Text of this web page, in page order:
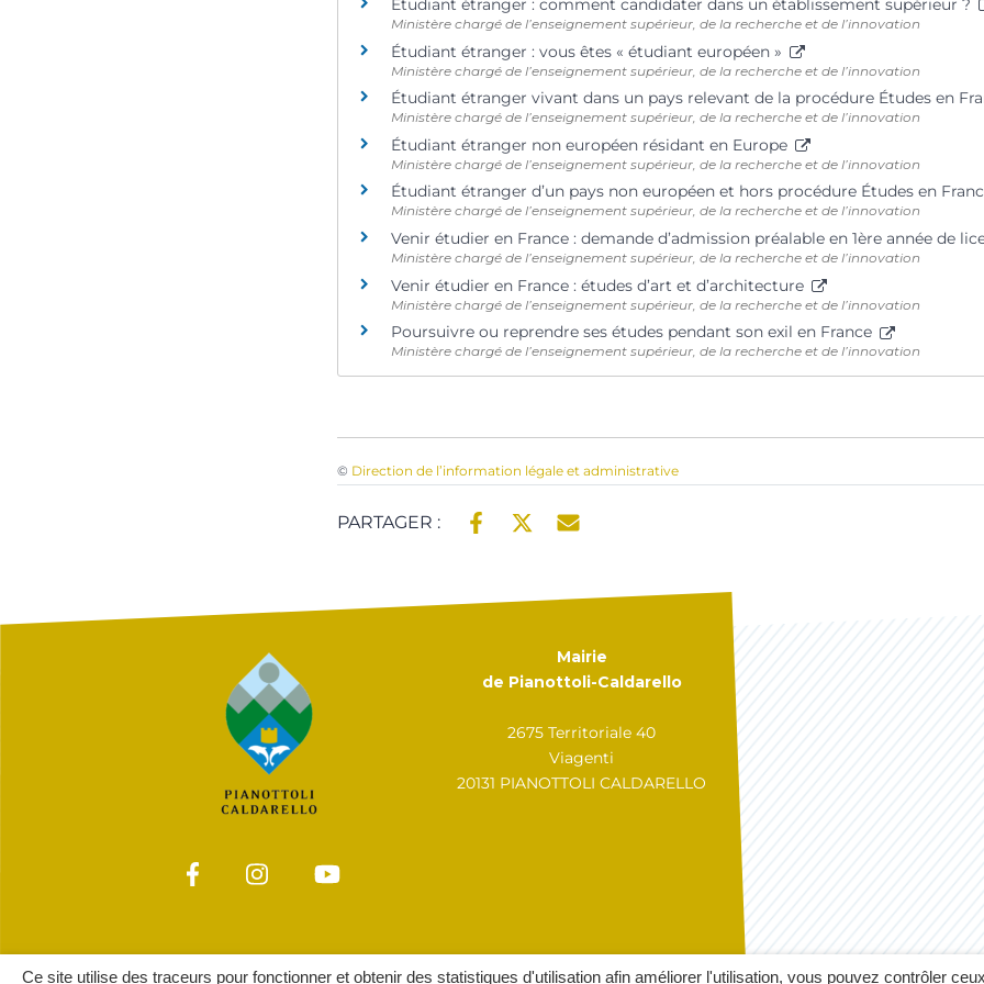
Ce site utilise des traceurs pour fonctionner et obtenir des statistiques d'utilisation afin améliorer l'utilisation, vous pouvez contrôler
Étudiant étranger : comment candidater dans un établissement supérieur ?
Ministère chargé de l’enseignement supérieur, de la recherche et de l’innovation
Étudiant étranger : vous êtes « étudiant européen »
Ministère chargé de l’enseignement supérieur, de la recherche et de l’innovation
Étudiant étranger vivant dans un pays relevant de la procédure Études en
Ministère chargé de l’enseignement supérieur, de la recherche et de l’innovation
Étudiant étranger non européen résidant en Europe
Ministère chargé de l’enseignement supérieur, de la recherche et de l’innovation
Étudiant étranger d’un pays non européen et hors procédure Études en
Ministère chargé de l’enseignement supérieur, de la recherche et de l’innovation
Venir étudier en France : demande d’admission préalable en 1ère année de
Ministère chargé de l’enseignement supérieur, de la recherche et de l’innovation
Venir étudier en France : études d’art et d’architecture
Ministère chargé de l’enseignement supérieur, de la recherche et de l’innovation
Poursuivre ou reprendre ses études pendant son exil en France
Ministère chargé de l’enseignement supérieur, de la recherche et de l’innovation
© Direction de l’information légale et administrative
PARTAGER :
Mairie
de Pianottoli-Caldarello
2675 Territoriale 40
Viagenti
20131 PIANOTTOLI CALDARELLO